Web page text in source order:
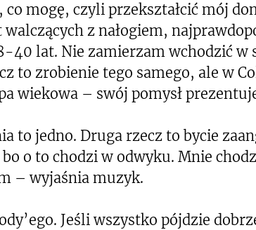
mogę, czyli przekształcić mój
z nałogiem,
40 lat. Nie zamierzam wchodzić w
to zrobienie tego samego, ale w
wiekowa – swój pomysł
to jedno. Druga rzecz to bycie
o to chodzi w odwyku. Mnie
– wyjaśnia muzyk.
Jeśli wszystko pójdzie